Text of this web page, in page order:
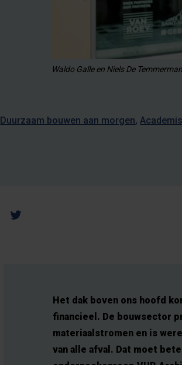
Waldo Galle en Niels De Temmerman
Duurzaam bouwen aan morgen
Het dak boven ons hoofd
financieel. De bouwsector
materiaalstromen en is
van alle afval. Dat moet